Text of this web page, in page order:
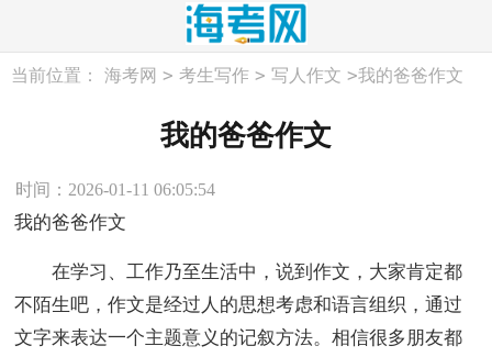
当前位置： 海考网 > 考生写作 > 写人作文 >我的爸爸作文
我的爸爸作文
时间：2026-01-11 06:05:54
我的爸爸作文
在学习、工作乃至生活中，说到作文，大家肯定都
不陌生吧，作文是经过人的思想考虑和语言组织，通过
文字来表达一个主题意义的记叙方法。相信很多朋友都